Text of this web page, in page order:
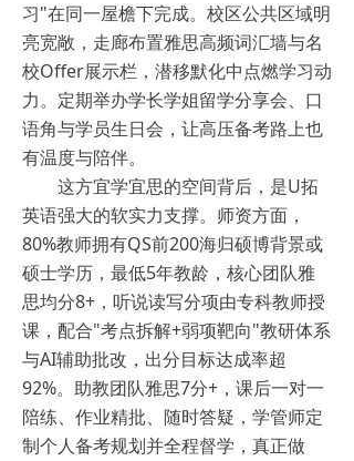
习"在同一屋檐下完成。校区公共区域明
亮宽敞，走廊布置雅思高频词汇墙与名
校Offer展示栏，潜移默化中点燃学习动
力。定期举办学长学姐留学分享会、口
语角与学员生日会，让高压备考路上也
有温度与陪伴。
这方宜学宜思的空间背后，是U拓
英语强大的软实力支撑。师资方面，
80%教师拥有QS前200海归硕博背景或
硕士学历，最低5年教龄，核心团队雅
思均分8+，听说读写分项由专科教师授
课，配合"考点拆解+弱项靶向"教研体系
与AI辅助批改，出分目标达成率超
92%。助教团队雅思7分+，课后一对一
陪练、作业精批、随时答疑，学管师定
制个人备考规划并全程督学，真正做